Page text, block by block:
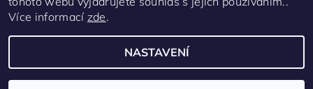
2026 ©Eshop-Salon H2O prodej kosmetiky, všechna práva vyhrazena
Více informací zde.
NASTAVENÍ